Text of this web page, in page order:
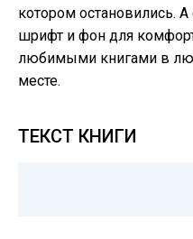
котором остановились.
шрифт и фон для
любимыми книгами в
месте.
ТЕКСТ КНИГИ